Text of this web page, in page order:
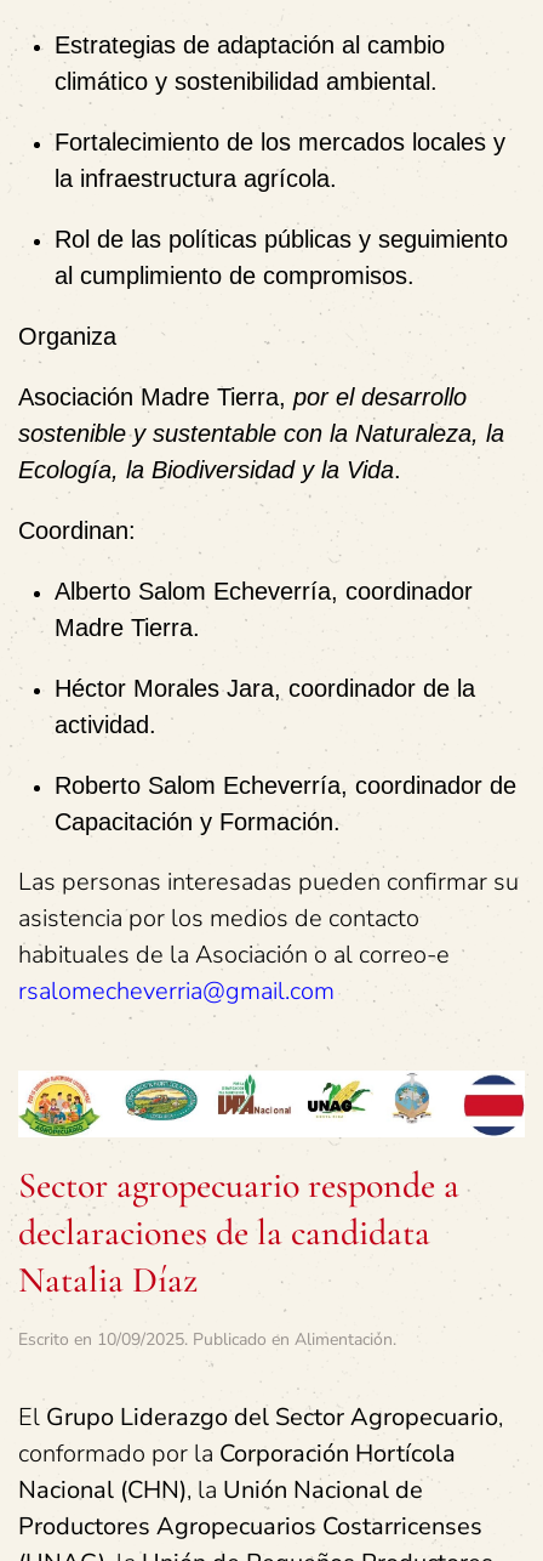
Estrategias de adaptación al cambio
climático y sostenibilidad ambiental.
Fortalecimiento de los mercados locales y
la infraestructura agrícola.
Rol de las políticas públicas y seguimiento
al cumplimiento de compromisos.
Organiza
Asociación Madre Tierra, por el desarrollo
sostenible y sustentable con la Naturaleza, la
Ecología, la Biodiversidad y la Vida.
Coordinan:
Alberto Salom Echeverría, coordinador
Madre Tierra.
Héctor Morales Jara, coordinador de la
actividad.
Roberto Salom Echeverría, coordinador de
Capacitación y Formación.
Las personas interesadas pueden confirmar su
asistencia por los medios de contacto
habituales de la Asociación o al correo-e
rsalomecheverria@gmail.com
Sector agropecuario responde a
declaraciones de la candidata
Natalia Díaz
Escrito en 10/09/2025. Publicado en Alimentación.
El Grupo Liderazgo del Sector Agropecuario,
conformado por la Corporación Hortícola
Nacional (CHN), la Unión Nacional de
Productores Agropecuarios Costarricenses